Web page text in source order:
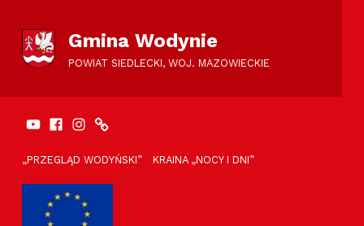
Gmina Wodynie
POWIAT SIEDLECKI, WOJ. MAZOWIECKIE
FACEBOOK
YouTube
Facebook
Instagram
SportSiedlce.pl
„PRZEGLĄD WODYŃSKI”
KRAINA „NOCY I DNI”